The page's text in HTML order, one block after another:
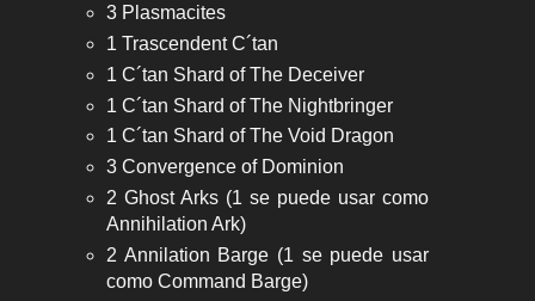
3 Plasmacites
1 Trascendent C´tan
1 C´tan Shard of The Deceiver
1 C´tan Shard of The Nightbringer
1 C´tan Shard of The Void Dragon
3 Convergence of Dominion
2 Ghost Arks (1 se puede usar como
Annihilation Ark)
2 Annilation Barge (1 se puede usar
como Command Barge)